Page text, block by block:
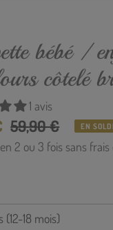
bébé /
côtelé
1 avis
Prix
normal
59,90 € EN
2 ou 3 fois sans